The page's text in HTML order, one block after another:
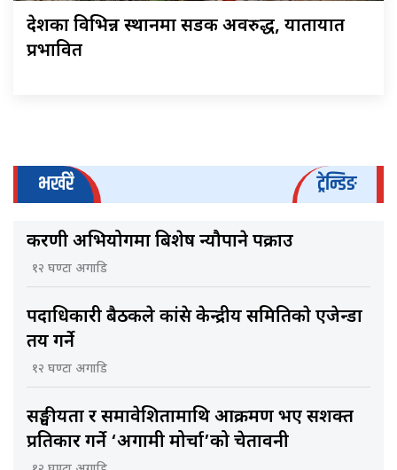
देशका विभिन्न स्थानमा सडक अवरुद्ध, यातायात
प्रभावित
भर्खरै ट्रेन्डिङ
करणी अभियोगमा बिशेष न्यौपाने पक्राउ
१२ घण्टा अगाडि
पदाधिकारी बैठकले कांग्रेस केन्द्रीय समितिकाे एजेन्डा
तय गर्ने
१२ घण्टा अगाडि
सङ्घीयता र समावेशितामाथि आक्रमण भए सशक्त
प्रतिकार गर्ने ‘अग्रगामी मोर्चा’को चेतावनी